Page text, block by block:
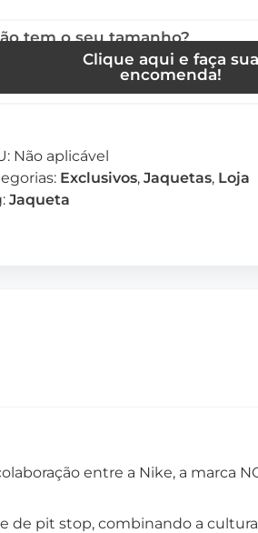
tem o seu tamanho?
Clique aqui e faça sua
encomenda!
Não aplicável
Exclusivos, Jaquetas, Loja
Jaqueta
entre a Nike, a marca
de pit stop, combinando a